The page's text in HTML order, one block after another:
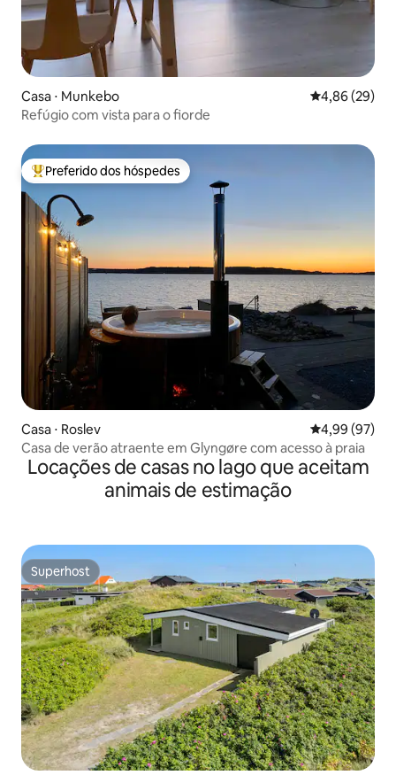
Casa ⋅ Munkebo 4,86 de uma
4,86 (29)
Refúgio com vista para o fiorde
Entre os melhores preferidos dos hóspedes
Preferido dos hóspedes
Casa ⋅ Roslev 4,99 de uma
4,99 (97)
Casa de verão atraente em Glyngøre com acesso à praia
Locações de casas no lago que aceitam
animais de estimação
Superhost
Superhost